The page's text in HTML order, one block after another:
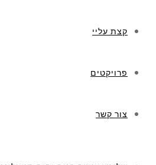
קצת עליי
פרויקטים
צור קשר